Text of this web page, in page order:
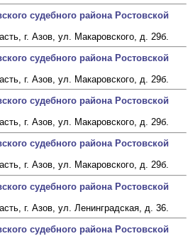
судебного района Ростовской
г. Азов, ул. Макаровского, д. 29б.
судебного района Ростовской
г. Азов, ул. Макаровского, д. 29б.
судебного района Ростовской
г. Азов, ул. Макаровского, д. 29б.
судебного района Ростовской
г. Азов, ул. Макаровского, д. 29б.
судебного района Ростовской
г. Азов, ул. Ленинградская, д. 36.
судебного района Ростовской